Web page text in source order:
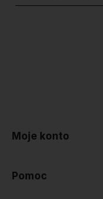
Moje konto
Pomoc